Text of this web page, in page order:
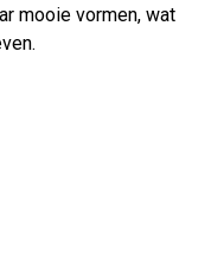
mooie vormen, wat